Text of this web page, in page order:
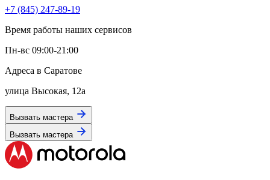
+7 (845) 247-89-19
Время работы наших сервисов
Пн-вс 09:00-21:00
Адреса в Саратове
улица Высокая, 12а
Вызвать мастера
Вызвать мастера